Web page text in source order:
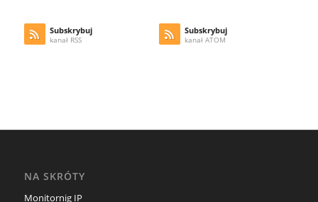
Subskrybuj
kanał RSS
Subskrybuj
kanał ATOM
NA SKRÓTY
Monitornig IP